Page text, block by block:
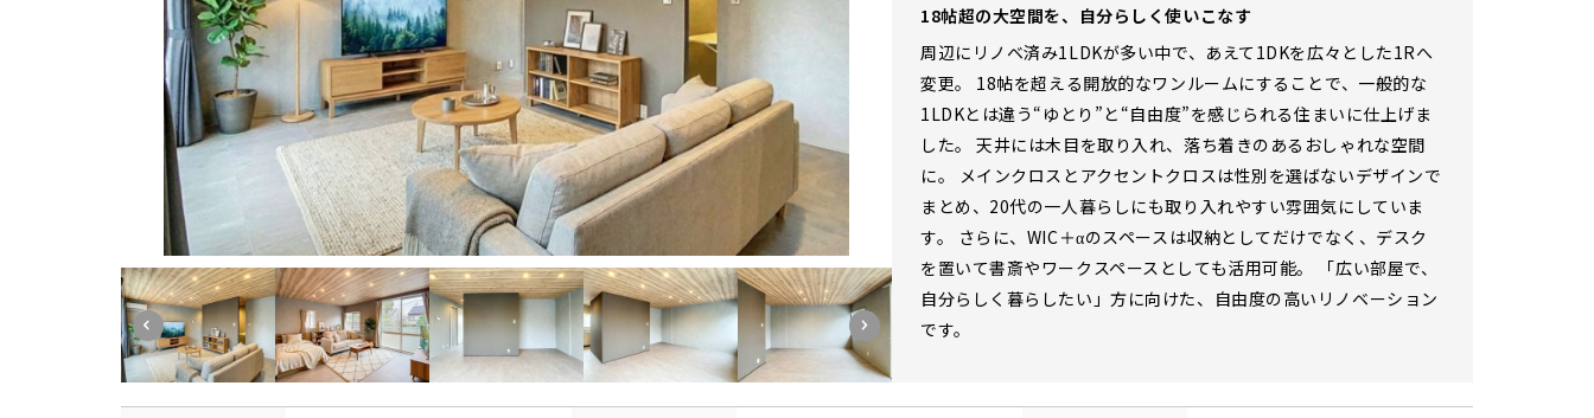
18帖超の大空間を、自分らしく使いこなす
周辺にリノベ済み1LDKが多い中で、あえて1DKを広々とした1Rへ
変更。 18帖を超える開放的なワンルームにすることで、一般的な
1LDKとは違う“ゆとり”と“自由度”を感じられる住まいに仕上げま
した。 天井には木目を取り入れ、落ち着きのあるおしゃれな空間
に。 メインクロスとアクセントクロスは性別を選ばないデザインで
まとめ、20代の一人暮らしにも取り入れやすい雰囲気にしていま
す。 さらに、WIC＋αのスペースは収納としてだけでなく、デスク
を置いて書斎やワークスペースとしても活用可能。 「広い部屋で、
自分らしく暮らしたい」方に向けた、自由度の高いリノベーション
です。